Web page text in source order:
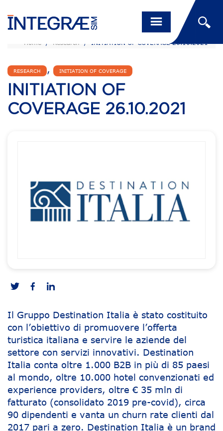
Home / Research / INITIATION OF COVERAGE 26.10.2021
RESEARCH , INITIATION OF COVERAGE
INITIATION OF
COVERAGE 26.10.2021
Il Gruppo Destination Italia è stato costituito
con l’obiettivo di promuovere l’offerta
turistica italiana e servire le aziende del
settore con servizi innovativi. Destination
Italia conta oltre 1.000 B2B in più di 85 paesi
al mondo, oltre 10.000 hotel convenzionati ed
experience providers, oltre € 35 mln di
fatturato (consolidato 2019 pre-covid), circa
90 dipendenti e vanta un churn rate clienti dal
2017 pari a zero. Destination Italia è un brand